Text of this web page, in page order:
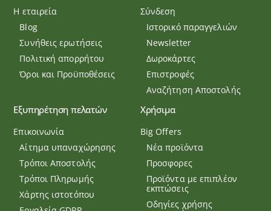
Η εταιρεία
Blog
Συνήθεις ερωτήσεις
Πολιτική απορρήτου
Όροι και Προϋποθέσεις
Σύνδεση
Ιστορικό παραγγελιών
Newsletter
Δωροκάρτες
Επιστροφές
Αναζήτηση Αποστολής
Εξυπηρέτηση πελατών
Επικοινωνία
Αίτημα υπαναχώρησης
Τρόποι Αποστολής
Τρόποι Πληρωμής
Χάρτης ιστοτόπου
Χρήσιμα
Big Offers
Νέα προϊόντα
Προσφορες
Προϊόντα με επιπλέον
εκπτώσεις
Οδηγίες χρήσης